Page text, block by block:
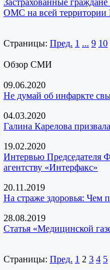
Застрахованные
ОМС на всей территории
Страницы: Пред. 1 ... 9 10
Обзор СМИ
09.06.2020
Не думай об инфаркте
04.03.2020
Галина Карелова
19.02.2020
Интервью Председателя
агентству «Интерфакс»
20.11.2019
На страже здоровья: Чем
28.08.2019
Статья «Медицинской
Страницы: Пред. 1 2 3 4 5